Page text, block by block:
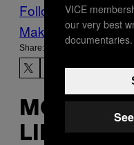
Follow Us On
Make Us
Share:
MORE
LIKE THIS
VICE
our very best
documentaries.